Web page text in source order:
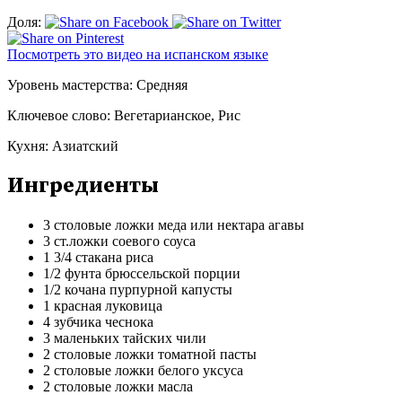
Доля:
Посмотреть это видео на испанском языке
Уровень мастерства: Средняя
Ключевое слово: Вегетарианское, Рис
Кухня: Азиатский
Ингредиенты
3 столовые ложки меда или нектара агавы
3 ст.ложки соевого соуса
1 3/4 стакана риса
1/2 фунта брюссельской порции
1/2 кочана пурпурной капусты
1 красная луковица
4 зубчика чеснока
3 маленьких тайских чили
2 столовые ложки томатной пасты
2 столовые ложки белого уксуса
2 столовые ложки масла